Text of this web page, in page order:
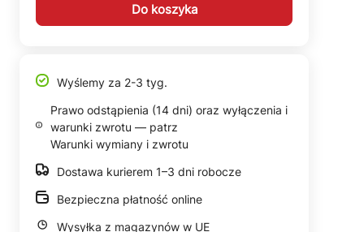
Do koszyka
Wyślemy za 2-3 tyg.
Prawo odstąpienia (14 dni) oraz wyłączenia i
warunki zwrotu — patrz
Warunki wymiany i zwrotu
Dostawa kurierem 1–3 dni robocze
Bezpieczna płatność online
Wysyłka z magazynów w UE